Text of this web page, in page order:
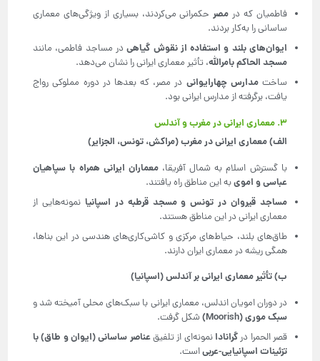
فاطمیان که در مصرحکمرانی می‌کردند، بسیاری از ویژگی‌های معماری
ساسانی را به‌کار بردند.
ایوان‌های بلند و استفاده از نقوش گیاهیدر مساجد فاطمی، مانند
مسجد الحاکم بامرالله، تأثیر معماری ایرانی را نشان می‌دهد.
ساختمدارس چهارایوانی در مصر، که بعدها در دوره مملوکی رواج
یافت، برگرفته از مدارس ایرانی بود.
۳. معماری ایرانی در مغرب و آندلس
الف) معماری ایرانی در مغرب (مراکش، تونس، الجزایر)
با گسترش اسلام به شمال آفریقا،معماران ایرانی همراه با سپاهیان
عباسی و امویبه این مناطق راه یافتند.
مساجد قیروان در تونس و مسجد قرطبه در اسپانیا نمونه‌هایی از
معماری ایرانی در این مناطق هستند.
طاق‌های بلند، حیاط‌های مرکزی و کاشی‌کاری‌های هندسی در این بناها،
همگی ریشه در معماری ایران دارند.
ب) تأثیر معماری ایرانی بر آندلس (اسپانیا)
در دوران امویان اندلس، معماری ایرانی با سبک‌های محلی آمیخته شد و
سبک موری(Moorish)
شکل گرفت.
قصر الحمرا درگرانادا نمونه‌ای از تلفیقعناصر ساسانی (ایوان و طاق) با
تزئینات اسپانیایی-عربیاست.